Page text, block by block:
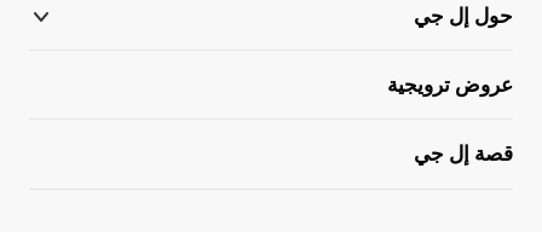
حول إل جي
عروض ترويجية
قصة إل جي